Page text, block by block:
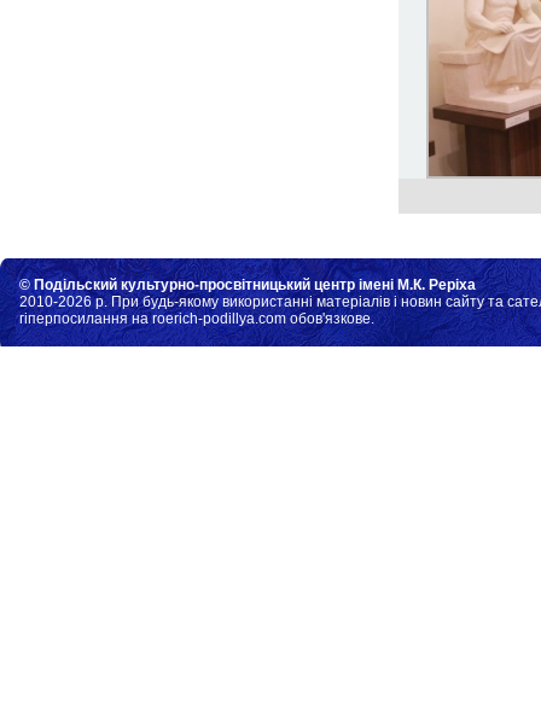
© Подільский культурно-просвітницький центр імені М.К. Реріха
2010-2026 р. При будь-якому використанні матеріалів і новин сайту та
гіперпосилання на roerich-podillya.com обов'язкове.